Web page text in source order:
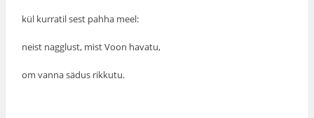
kül kurratil sest pahha meel:
neist nagglust, mist Voon havatu,
om vanna sädus rikkutu.